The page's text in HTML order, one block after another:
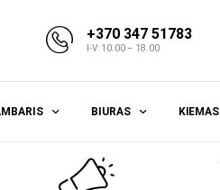
+370 347 51783
I-V: 10.00 – 18.00
BIURAS KIEMAS